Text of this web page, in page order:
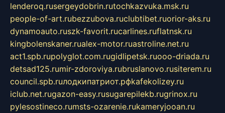
lenderoq.rusergeydobrin.rutochkazvuka.msk.ru
people-of-art.rubezzubova.ruclubtibet.ruorior-aks.ru
dynamoauto.ruszk-favorit.rucarlines.ruflatnsk.ru
kingbolenskaner.rualex-motor.ruastroline.net.ru
act1.spb.rupolyglot.com.rugidlipetsk.ruooo-driada.ru
detsad125.rumir-zdoroviya.rubruslanovo.rusiterem.ru
council.spb.ruлодкипатриот.рфkafekolizey.ru
iclub.net.rugazon-easy.rusugarepilekb.rugrinox.ru
pylesostineco.rumsts-ozarenie.rukameryjooan.ru